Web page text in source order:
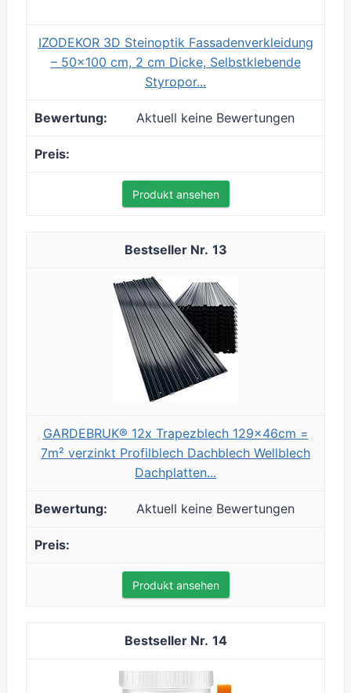
IZODEKOR 3D Steinoptik Fassadenverkleidung
– 50x100 cm, 2 cm Dicke, Selbstklebende
Styropor...
Aktuell keine Bewertungen
Produkt ansehen
13
GARDEBRUK® 12x Trapezblech 129x46cm =
7m² verzinkt Profilblech Dachblech Wellblech
Dachplatten...
Aktuell keine Bewertungen
Produkt ansehen
14